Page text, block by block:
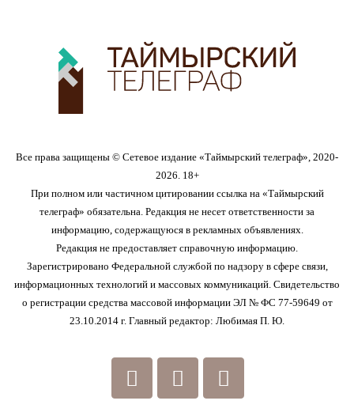
Все права защищены © Сетевое издание «Таймырский телеграф», 2020-
2026. 18+
При полном или частичном цитировании ссылка на «Таймырский
телеграф» обязательна. Редакция не несет ответственности за
информацию, содержащуюся в рекламных объявлениях.
Редакция не предоставляет справочную информацию.
Зарегистрировано Федеральной службой по надзору в сфере связи,
информационных технологий и массовых коммуникаций. Свидетельство
о регистрации средства массовой информации ЭЛ № ФС 77-59649 от
23.10.2014 г. Главный редактор: Любимая П. Ю.